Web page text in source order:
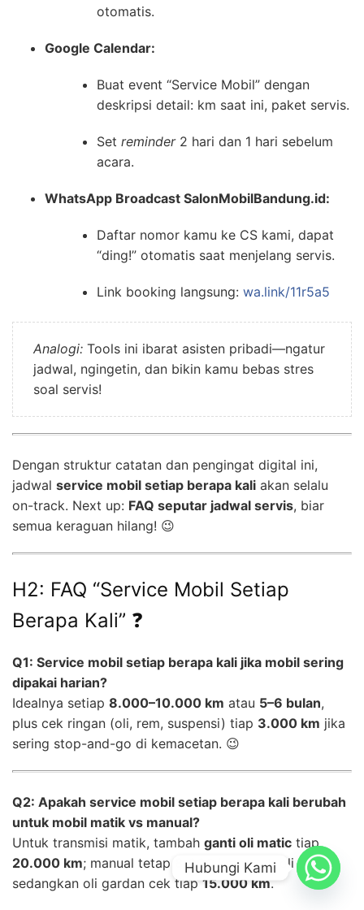
otomatis.
Google Calendar:
Buat event “Service Mobil” dengan
deskripsi detail: km saat ini, paket servis.
Set reminder2 hari dan 1 hari sebelum
acara.
WhatsApp Broadcast SalonMobilBandung.id:
Daftar nomor kamu ke CS kami, dapat
“ding!” otomatis saat menjelang servis.
Link booking langsung: wa.link/11r5a5
Analogi: Tools ini ibarat asisten pribadi—ngatur
jadwal, ngingetin, dan bikin kamu bebas stres
soal servis!
Dengan struktur catatan dan pengingat digital ini,
jadwal service mobil setiap berapa kali akan selalu
on-track. Next up: FAQ seputar jadwal servis, biar
semua keraguan hilang! 😉
H2: FAQ “Service Mobil Setiap
Berapa Kali” ❓
Q1: Service mobil setiap berapa kali jika mobil sering
dipakai harian?
Idealnya setiap 8.000–10.000 km atau 5–6 bulan,
plus cek ringan (oli, rem, suspensi) tiap 3.000 km jika
sering stop-and-go di kemacetan. 😉
Q2: Apakah service mobil setiap berapa kali berubah
untuk mobil matik vs manual?
Untuk transmisi matik, tambah ganti oli matic tiap
20.000 km; manual tetap 8.000 kmuntuk oli mesin,
sedangkan oli gardan cek tiap 15.000 km.
Hubungi Kami